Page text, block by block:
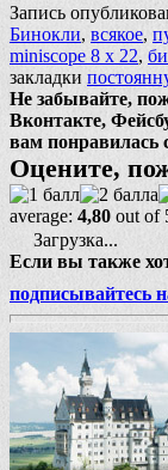
Запись
Бинокли, всякое,
miniscope 8 x 22,
закладки
Не забывайте,
Вконтакте,
вам понравилась
Оцените,
average: 4,80 out of
Загрузка...
Если вы также
подписывайтесь